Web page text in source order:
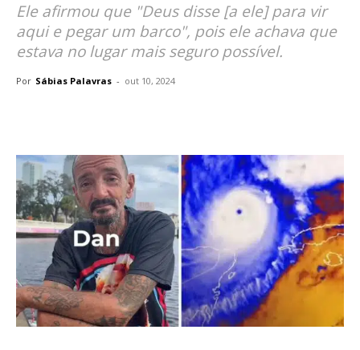
Ele afirmou que "Deus disse [a ele] para vir
aqui e pegar um barco", pois ele achava que
estava no lugar mais seguro possível.
Por Sábias Palavras - out 10, 2024